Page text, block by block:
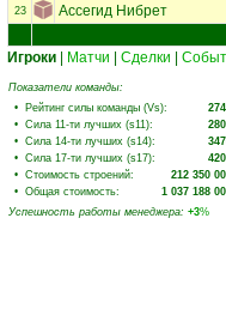
23 Ассегид Нибрет
Игроки Матчи Сделки
Показатели команды:
• Рейтинг силы команды (Vs):
• Сила 11-ти лучших (s11):
• Сила 14-ти лучших (s14):
• Сила 17-ти лучших (s17):
• Стоимость строений: 212 350
• Общая стоимость: 1 037 188
Успешность работы менеджера: +3%